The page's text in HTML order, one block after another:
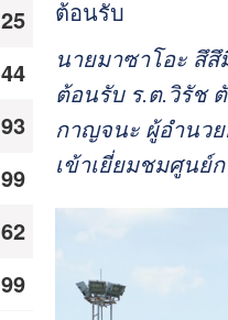
ต้อนรับ
นายมาซาโอะ สึสึ
ต้อนรับ ร.ต.วิรัช
กาญจนะ ผู้อำนว
เข้าเยี่ยมชมศูนย์